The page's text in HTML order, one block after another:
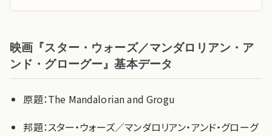
映画『スター・ウォーズ／マンダロリアン・ア
ンド・グローグー』基本データ
原題：The Mandalorian and Grogu
邦題：スター・ウォーズ／マンダロリアン・アンド・グローグ